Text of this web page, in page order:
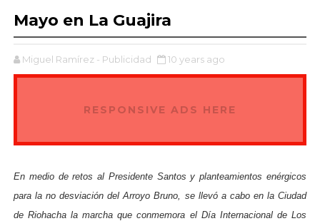
Mayo en La Guajira
Miguel Ramírez - Publicidad 10 years ago
RESPONSIVE ADS HERE
En medio de retos al Presidente Santos y planteamientos enérgicos
para la no desviación del Arroyo Bruno, se llevó a cabo en la Ciudad
de Riohacha la marcha que conmemora el Día Internacional de Los